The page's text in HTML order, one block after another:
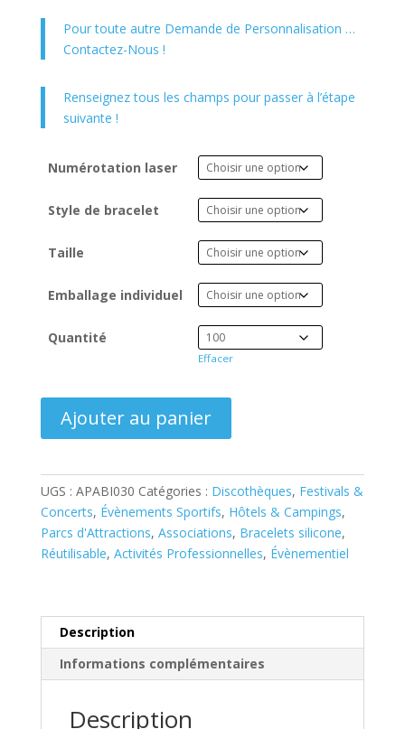
Pour toute autre Demande de Personnalisation …
Contactez-Nous !
Renseignez tous les champs pour passer à l’étape
suivante !
Numérotation laser
Style de bracelet
Taille
Emballage individuel
Quantité
Effacer
Relief
6mm
Ajouter au panier
UGS : APABI030 Catégories : Discothèques, Festivals &
Concerts, Évènements Sportifs, Hôtels & Campings,
Parcs d'Attractions, Associations, Bracelets silicone,
Réutilisable, Activités Professionnelles, Évènementiel
Description
Informations complémentaires
Description